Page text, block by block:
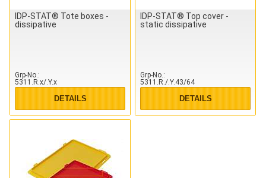
IDP-STAT® Tote boxes -
dissipative
Grp-No.
5311.R.x/.Y.x
DETAILS
IDP-STAT® Top cover -
static dissipative
Grp-No.
5311.R./.Y.43/64
DETAILS